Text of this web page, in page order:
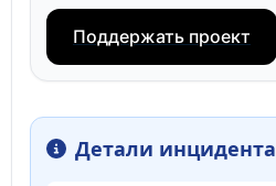
Поддержать проект
Детали инцидента